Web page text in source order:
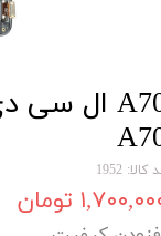
کالا: 1952
تومان